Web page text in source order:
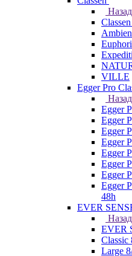
Назад
Classen
VILLE
Egger Pro
Назад
Egger
Egger
Egger
Egger
Egger
Egger
Egger
Egger
48h
EVER
Назад
EVER
Classic
Large